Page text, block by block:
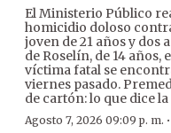
El Ministerio Público
homicidio doloso
joven de 21 años y dos
de Roselín, de 14 años,
víctima fatal se
viernes pasado.
de cartón: lo que dice
Agosto 7, 2026 09:09 p. m. ·